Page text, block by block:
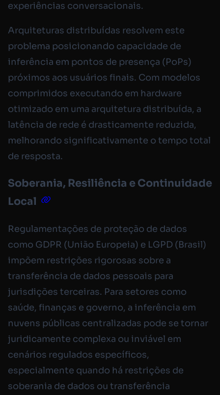
experiências conversacionais.
Arquiteturas distribuídas resolvem este
problema posicionando capacidade de
inferência em pontos de presença (PoPs)
próximos aos usuários finais. Com modelos
comprimidos executando em hardware
otimizado em uma arquitetura distribuída, a
latência de rede é drasticamente reduzida,
melhorando significativamente o tempo total
de resposta.
Soberania, Resiliência e Continuidade
Local
Regulamentações de proteção de dados
como GDPR (União Europeia) e LGPD (Brasil)
impõem restrições rigorosas sobre a
transferência de dados pessoais para
jurisdições terceiras. Para setores como
saúde, finanças e governo, a inferência em
nuvens públicas centralizadas pode se tornar
juridicamente complexa ou inviável em
cenários regulados específicos,
especialmente quando há restrições de
soberania de dados ou transferência